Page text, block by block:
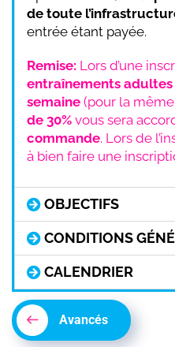
Avancés
de toute
entrée étant payée.
Remise: Lors d’une
entraînements
semaine (pour la
de 30% vous sera
commande. Lors de
à bien faire une
OBJECTIFS
CONDITIONS
CALENDRIER